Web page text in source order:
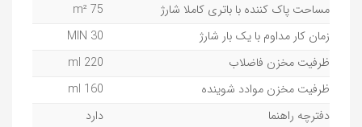
مساحت پاک کننده با باتری کاملا شارژ
75 m²
زمان کار مداوم با یک بار شارژ
30 MIN
ظرفیت مخزن فاضلاب
220 ml
ظرفیت مخزن موادد شوینده
160 ml
دفترچه راهنما
دارد